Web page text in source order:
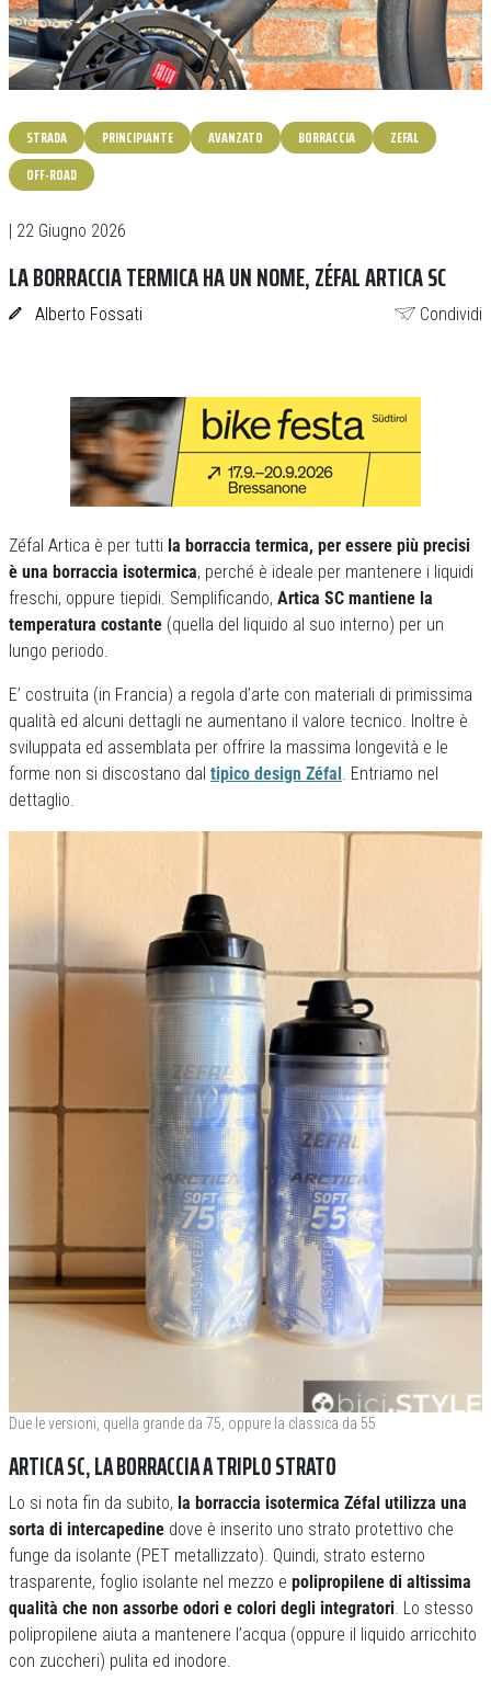
STRADA PRINCIPIANTE AVANZATO BORRACCIA
ZEFAL
OFF-ROAD
| 22 Giugno 2026
LA BORRACCIA TERMICA HA UN NOME, ZÉFAL ARTICA SC
Alberto Fossati Condividi
Zéfal Artica è per tutti la borraccia termica, per essere più precisi
è una borraccia isotermica, perché è ideale per mantenere i liquidi
freschi, oppure tiepidi. Semplificando, Artica SC mantiene la
temperatura costante (quella del liquido al suo interno) per un
lungo periodo.
E’ costruita (in Francia) a regola d’arte con materiali di primissima
qualità ed alcuni dettagli ne aumentano il valore tecnico. Inoltre è
sviluppata ed assemblata per offrire la massima longevità e le
forme non si discostano dal tipico design Zéfal. Entriamo nel
dettaglio.
Due le versioni, quella grande da 75, oppure la classica da 55
ARTICA SC, LA BORRACCIA A TRIPLO STRATO
Lo si nota fin da subito, la borraccia isotermica Zéfal utilizza una
sorta di intercapedine dove è inserito uno strato protettivo che
funge da isolante (PET metallizzato). Quindi, strato esterno
trasparente, foglio isolante nel mezzo e polipropilene di altissima
qualità che non assorbe odori e colori degli integratori. Lo stesso
polipropilene aiuta a mantenere l’acqua (oppure il liquido arricchito
con zuccheri) pulita ed inodore.